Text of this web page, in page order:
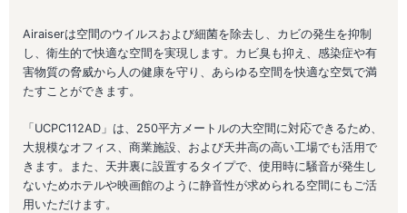
Airaiserは空間のウイルスおよび細菌を除去し、カビの発生を抑制
し、衛生的で快適な空間を実現します。カビ臭も抑え、感染症や有
害物質の脅威から人の健康を守り、あらゆる空間を快適な空気で満
たすことができます。
「UCPC112AD」は、250平方メートルの大空間に対応できるため、
大規模なオフィス、商業施設、および天井高の高い工場でも活用で
きます。また、天井裏に設置するタイプで、使用時に騒音が発生し
ないためホテルや映画館のように静音性が求められる空間にもご活
用いただけます。